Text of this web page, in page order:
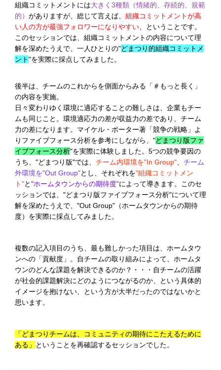
組織コミットメントには大きく3種類（情緒的、存続的、規範
的） がありますが、総じて言えば、 組織コミットメントが高
い人の方が最強フォロワーになりやすい 、ということです。
このセッションでは、組織コミットメントの内容について理
解を深めたうえで、一人ひとりの"どまつり的組織コミットメ
ント"を実際に採点してみました。
後半は、チームのこれからを側面からみる「＃もっと長く」
の内容を実施。
日々変わりゆく環境に適応することの難しさは、企業もチー
ムも同じこと。環境適応力の差が収益力の差であり、チーム
力の差になります。マイケル・ポーター著「競争の戦略」よ
りファイブフォース分析を参考にしながら、"どまつり版ファ
イブフォース分析"を実際に体験しました。5つの競争要因の
うち、"どまつり版"では、 チーム内環境を"In Group"
チーム
外環境を"Out Group"とし、それぞれを"組織コミットメン
ト"と"ホームタウンからの期待度"によって導きます。このセ
ッションでは、"どまつり版ファイブフォース分析"について理
解を深めたうえで、"Out Group"（ホームタウンからの期待
度）を実際に採点してみました。
複数の記入項目のうち、最も難しかった項目は、ホームタウ
ンへの「貢献度」。自チームの取り組みによって、ホームタ
ウンのどんな課題を解決できるのか？・・・自チームの活躍
が社会的課題解決にどのようにつながるのか、という具体的
イメージを抱けない、という方が大半だったのではないかと
思います。
「どまつりチームは、コミュニティの期待にこたえるために
ある」
ということを再確認するセッションでした。